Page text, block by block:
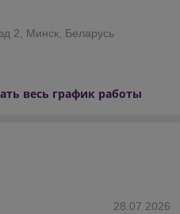
2, Минск, Беларусь
весь график работы
28.07.2026